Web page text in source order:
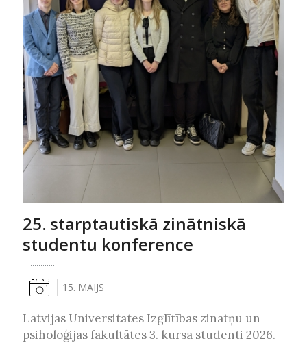
25. starptautiskā zinātniskā
studentu konference
15. MAIJS
Latvijas Universitātes Izglītības zinātņu un
psiholoģijas fakultātes 3. kursa studenti 2026.